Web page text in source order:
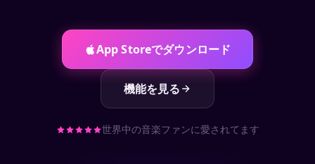
App Storeでダウンロード
機能を見る
世界中の音楽ファンに愛されてます